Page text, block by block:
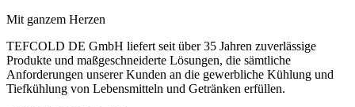
Mit ganzem Herzen
TEFCOLD DE GmbH liefert seit über 35 Jahren zuverlässige
Produkte und maßgeschneiderte Lösungen, die sämtliche
Anforderungen unserer Kunden an die gewerbliche Kühlung und
Tiefkühlung von Lebensmitteln und Getränken erfüllen.